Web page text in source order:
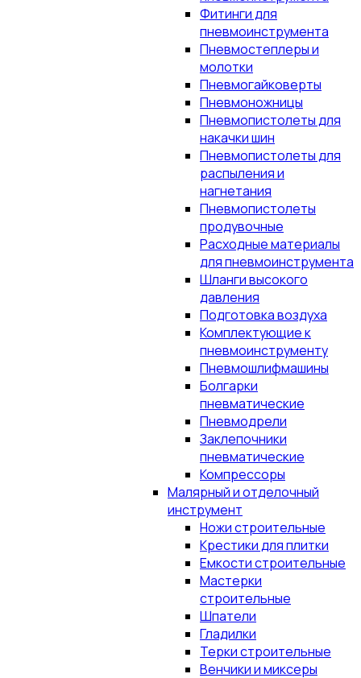
Фитинги для
пневмоинструмента
Пневмостеплеры и
молотки
Пневмогайковерты
Пневмоножницы
Пневмопистолеты для
накачки шин
Пневмопистолеты для
распыления и
нагнетания
Пневмопистолеты
продувочные
Расходные материалы
для пневмоинструмента
Шланги высокого
давления
Подготовка воздуха
Комплектующие к
пневмоинструменту
Пневмошлифмашины
Болгарки
пневматические
Пневмодрели
Заклепочники
пневматические
Компрессоры
Малярный и отделочный
инструмент
Ножи строительные
Крестики для плитки
Емкости строительные
Мастерки
строительные
Шпатели
Гладилки
Терки строительные
Венчики и миксеры